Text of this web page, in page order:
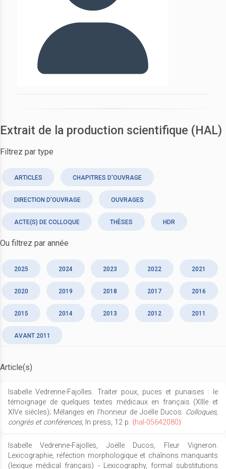
Extrait de la production scientifique (HAL)
Filtrez par type
ARTICLES CHAPITRES D'OUVRAGE
DIRECTION D'OUVRAGE OUVRAGES
ACTE(S) DE COLLOQUE THÈSES HDR
Ou filtrez par année
2025 2024 2023 2022 2021
2020 2019 2018 2017 2016
2015 2014 2013 2012 2011
AVANT 2011
Article(s)
Isabelle Vedrenne-Fajolles. Traiter poux, puces et punaises : le
témoignage de quelques textes médicaux en français (XIIIe et
XIVe siècles); Mélanges en l'honneur de Joëlle Ducos. Colloques,
congrès et conférences, In press, 12 p. ⟨hal-05642080⟩
Isabelle Vedrenne-Fajolles, Joëlle Ducos, Fleur Vigneron.
Lexicographie, réfection morphologique et chaînons manquants
(lexique médical français) - Lexicography, formal substitutions